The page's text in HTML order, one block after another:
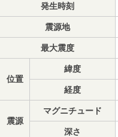
発生時刻
震源地
最大震度
位置
緯度
経度
震源
マグニチュード
深さ